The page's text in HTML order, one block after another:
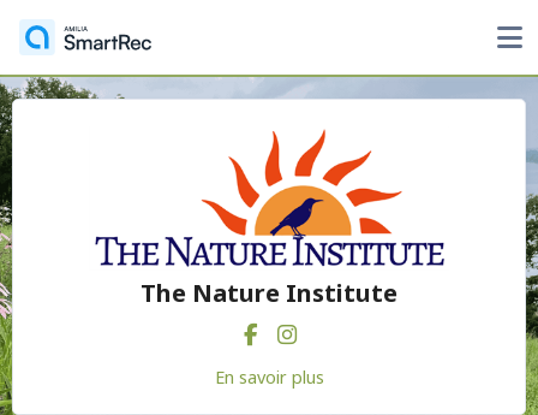
The Nature Institute
En savoir plus